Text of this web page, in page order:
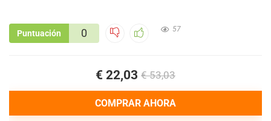
Puntuación 0 57
€ 22,03 € 53,03
COMPRAR AHORA